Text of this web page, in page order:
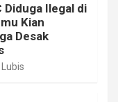
Diduga Ilegal di
Kian
Desak